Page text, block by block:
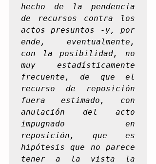
hecho de la pendencia
de recursos contra los
actos presuntos -y, por
ende, eventualmente,
con la posibilidad, no
muy estadísticamente
frecuente, de que el
recurso de reposición
fuera estimado, con
anulación del acto
impugnado en
reposición, que es
hipótesis que no parece
tener a la vista la